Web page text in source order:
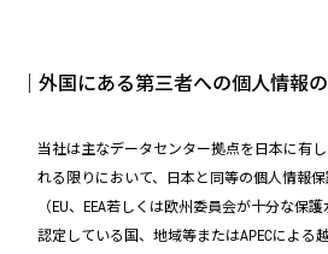
｜外国にある第三者への個人情報
当社は主なデータセンター拠点を日本に有
れる限りにおいて、日本と同等の個人情報
（EU、EEA若しくは欧州委員会が十分な保
認定している国、地域等またはAPECによる